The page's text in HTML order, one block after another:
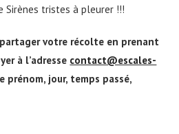
Sirènes tristes à pleurer !!!
partager votre récolte en prenant
à l’adresse contact@escales-
prénom, jour, temps passé,